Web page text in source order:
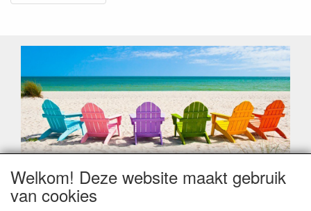
Geachte klant,
Zoals elk jaar zorgt de verlofperiode, naast een hoop
Welkom! Deze website maakt gebruik
van cookies